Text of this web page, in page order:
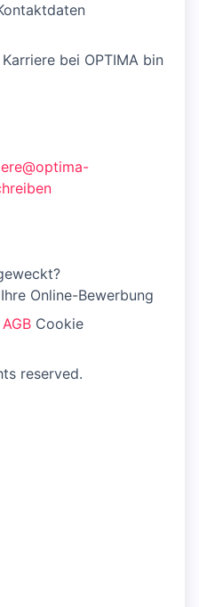
bei OPTIMA bin
Online-Bewerbung
AGB Cookie
reserved.